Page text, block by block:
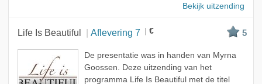
Bekijk uitzending
Life Is Beautiful Aflevering 7 € 5
De presentatie was in handen van Myrna
Goossen. Deze uitzending van het
programma Life Is Beautiful met de titel